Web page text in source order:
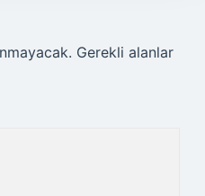
Gerekli alanlar